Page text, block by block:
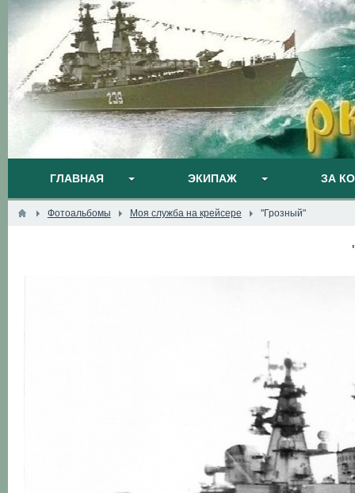
ГЛАВНАЯ ЭКИПАЖ ЗА
Фотоальбомы Моя служба на крейсере "Грозный"